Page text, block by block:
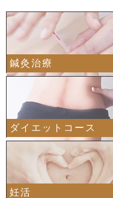
鍼灸治療
ダイエットコース
妊活